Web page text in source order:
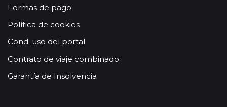
Formas de pago
Política de cookies
Cond. uso del portal
Contrato de viaje combinado
Garantía de Insolvencia